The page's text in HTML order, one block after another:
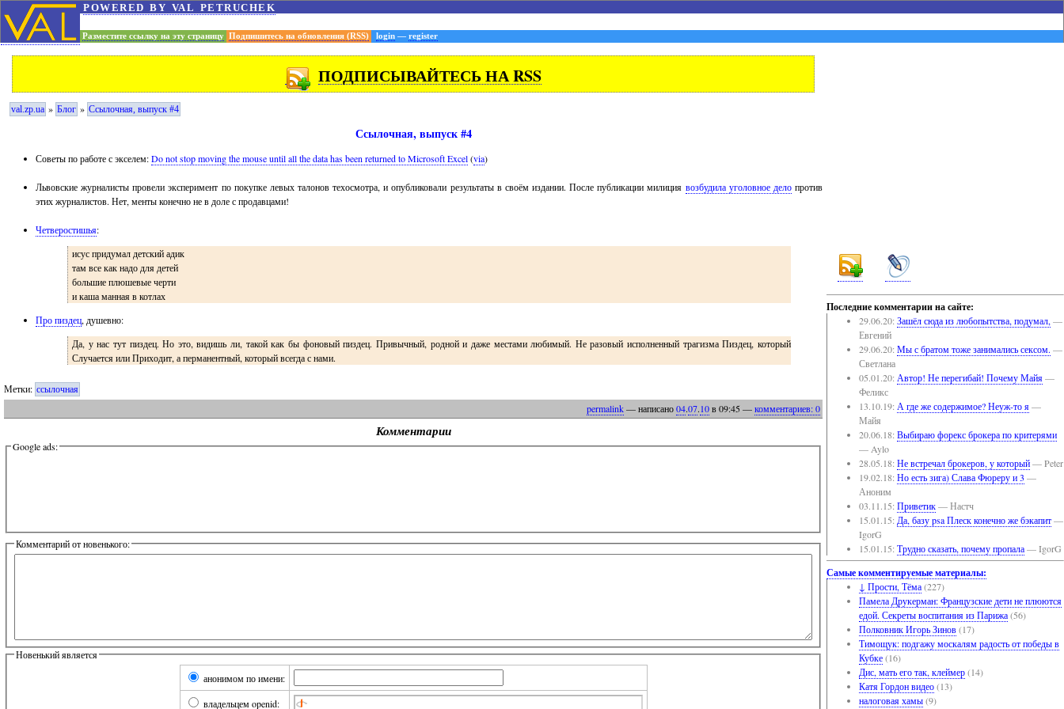
powered by val petruchek
Разместите ссылку на эту страницу Подпишитесь на обновления (RSS) login — register
Последние комментарии на сайте:
29.06.20: Зашёл сюда из любопытства, подумал, —
Евгений
29.06.20: Мы с братом тоже занимались сексом. —
Светлана
05.01.20: Автор! Не перегибай! Почему Майя—
Феликс
13.10.19: А где же содержимое? Неуж-то я—
Майя
20.06.18: Выбираю форекс брокера по критерями
— Aylo
28.05.18: Не встречал брокеров, у который— Peter
19.02.18: Но есть зига) Слава Фюреру и 3 —
Аноним
03.11.15: Приветик— Настч
15.01.15: Да, базу psa Плеск конечно же бэкапит—
IgorG
15.01.15: Трудно сказать, почему пропала— IgorG
Самые комментируемые материалы:
↓ Прости, Тёма(227)
Памела Друкерман: Французские дети не плюются
едой. Секреты воспитания из Парижа(56)
Полковник Игорь Зинов(17)
Тимощук: подгажу москалям радость от победы в
Кубке(16)
Дис, мать его так, клеймер(14)
Катя Гордон видео(13)
налоговая хамы(9)
ПОДПИСЫВАЙТЕСЬ НА RSS
val.zp.ua » Блог » Ссылочная, выпуск #4
Ссылочная, выпуск #4
Советы по работе с экселем:Do not stop moving the mouse until all the data has been returned to Microsoft Excel(via)
Львовские журналисты провели эксперимент по покупке левых талонов техосмотра, и опубликовали результаты в своём издании. После публикации милиция возбудила уголовное делопротив
этих журналистов. Нет, менты конечно не в доле с продавцами!
Четверостишья:
исус придумал детский адик
там все как надо для детей
большие плюшевые черти
и каша манная в котлах
Про пиздец, душевно:
Да, у нас тут пиздец. Но это, видишь ли, такой как бы фоновый пиздец. Привычный, родной и даже местами любимый. Не разовый исполненный трагизма Пиздец, который
Случается или Приходит, а перманентный, который всегда с нами.
Метки: ссылочная
permalink— написано04.07.10в 09:45—комментариев: 0
Комментарии
Google ads:
Комментарий от новенького:
Новенький является
анонимом по имени:
владельцем openid: